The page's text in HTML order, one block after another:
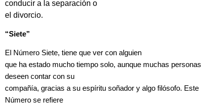
conducir a la separación o
el divorcio.
“Siete”
El Número Siete, tiene que ver con alguien
que ha estado mucho tiempo solo, aunque muchas personas
deseen contar con su
compañía, gracias a su espíritu soñador y algo filósofo. Este
Número se refiere